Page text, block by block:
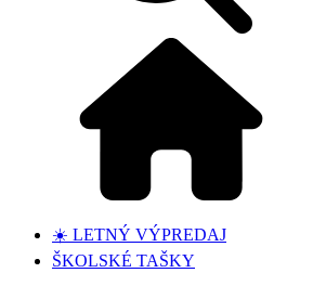
☀️ LETNÝ VÝPREDAJ
ŠKOLSKÉ TAŠKY